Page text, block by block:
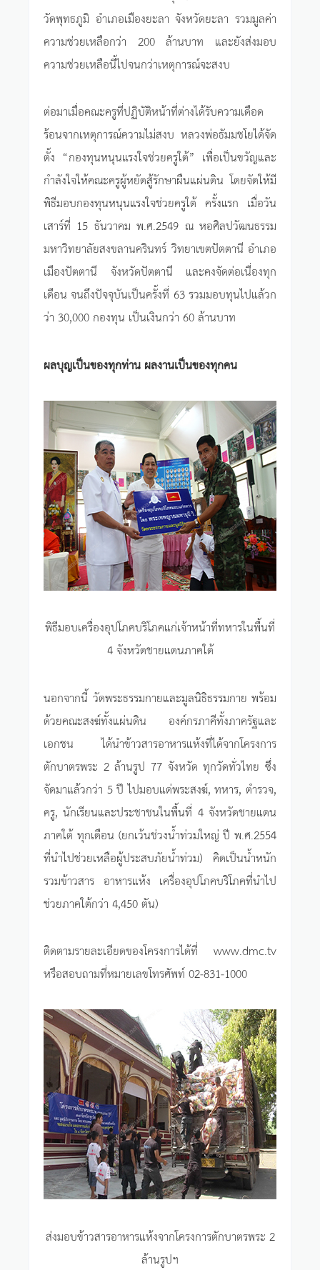
วัดพุทธภูมิ อำเภอเมืองยะลา จังหวัดยะลา รวมมูลค่า
ความช่วยเหลือกว่า 200 ล้านบาท และยังส่งมอบ
ความช่วยเหลือนี้ไปจนกว่าเหตุการณ์จะสงบ
ต่อมาเมื่อคณะครูที่ปฏิบัติหน้าที่ต่างได้รับความเดือด
ร้อนจากเหตุการณ์ความไม่สงบ หลวงพ่อธัมมชโยได้จัด
ตั้ง “กองทุนหนุนแรงใจช่วยครูใต้” เพื่อเป็นขวัญและ
กำลังใจให้คณะครูผู้หยัดสู้รักษาผืนแผ่นดิน โดยจัดให้มี
พิธีมอบกองทุนหนุนแรงใจช่วยครูใต้ ครั้งแรก เมื่อวัน
เสาร์ที่ 15 ธันวาคม พ.ศ.2549 ณ หอศิลปวัฒนธรรม
มหาวิทยาลัยสงขลานครินทร์ วิทยาเขตปัตตานี อำเภอ
เมืองปัตตานี จังหวัดปัตตานี และคงจัดต่อเนื่องทุก
เดือน จนถึงปัจจุบันเป็นครั้งที่ 63 รวมมอบทุนไปแล้วก
ว่า 30,000 กองทุน เป็นเงินกว่า 60 ล้านบาท
ผลบุญเป็นของทุกท่าน ผลงานเป็นของทุกคน
พิธีมอบเครื่องอุปโภคบริโภคแก่เจ้าหน้าที่ทหารในพื้นที่
4 จังหวัดชายแดนภาคใต้
นอกจากนี้ วัดพระธรรมกายและมูลนิธิธรรมกาย พร้อม
ด้วยคณะสงฆ์ทั้งแผ่นดิน องค์กรภาคีทั้งภาครัฐและ
เอกชน ได้นำข้าวสารอาหารแห้งที่ได้จากโครงการ
ตักบาตรพระ 2 ล้านรูป 77 จังหวัด ทุกวัดทั่วไทย ซึ่ง
จัดมาแล้วกว่า 5 ปี ไปมอบแด่พระสงฆ์, ทหาร, ตำรวจ,
ครู, นักเรียนและประชาชนในพื้นที่ 4 จังหวัดชายแดน
ภาคใต้ ทุกเดือน (ยกเว้นช่วงน้ำท่วมใหญ่ ปี พ.ศ.2554
ที่นำไปช่วยเหลือผู้ประสบภัยน้ำท่วม) คิดเป็นน้ำหนัก
รวมข้าวสาร อาหารแห้ง เครื่องอุปโภคบริโภคที่นำไป
ช่วยภาคใต้กว่า 4,450 ตัน)
ติดตามรายละเอียดของโครงการได้ที่ www.dmc.tv
หรือสอบถามที่หมายเลขโทรศัพท์ 02-831-1000
ส่งมอบข้าวสารอาหารแห้งจากโครงการตักบาตรพระ 2
ล้านรูปฯ